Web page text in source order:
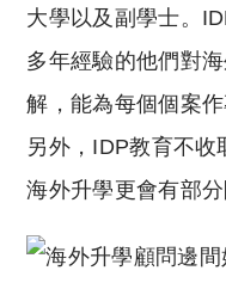
大學以及副學士。
多年經驗的他們對
解，能為每個個案作
另外，IDP教育不收
海外升學更會有部